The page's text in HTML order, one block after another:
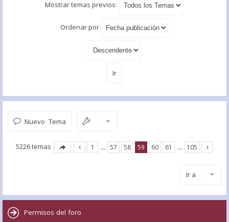
Mostrar temas previos:
Ordenar por
Nuevo Tema
5226 temas 1 … 57 58 59 60 61 … 105
Ir a
Permisos del foro